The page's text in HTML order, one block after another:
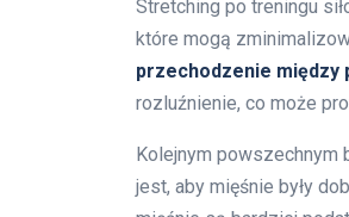
Stretching po treningu
które mogą
przechodzenie między
rozluźnienie, co może
Kolejnym powszechnym
jest, aby mięśnie były